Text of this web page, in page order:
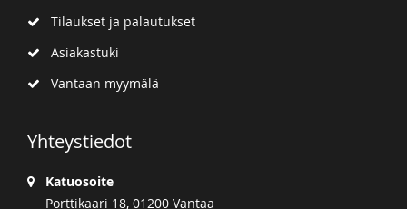
Tilaukset ja palautukset
Asiakastuki
Vantaan myymälä
Yhteystiedot
Katuosoite
Porttikaari 18, 01200 Vantaa